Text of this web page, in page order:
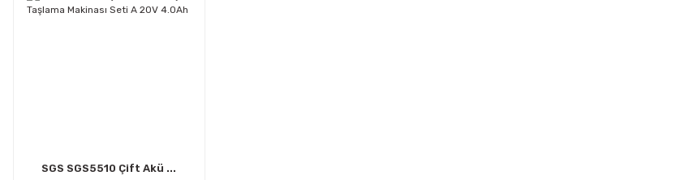
SGS SGS5510 Çift Akü ...